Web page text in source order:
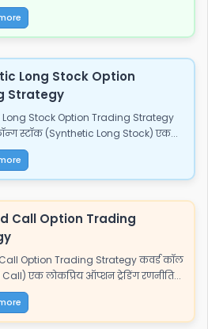
Long Stock Option
Strategy
Stock Option Trading Strategy
स्टॉक (Synthetic Long Stock) एक...
Call Option Trading
Option Trading Strategy कवर्ड कॉल
एक लोकप्रिय ऑप्शन ट्रेडिंग रणनीति...